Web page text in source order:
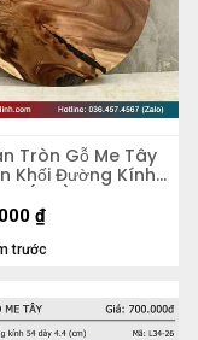
Tròn Gỗ Me Tây
Khối Đường Kính
4 (cm)
trước
₫